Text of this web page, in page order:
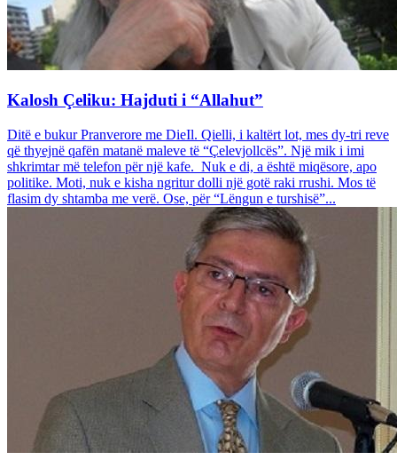
Kalosh Çeliku: Hajduti i “Allahut”
Ditë e bukur Pranverore me DieIl. Qielli, i kaltërt lot, mes dy-tri reve
që thyejnë qafën matanë maleve të “Çelevjollcës”. Një mik i imi
shkrimtar më telefon për një kafe. Nuk e di, a është miqësore, apo
politike. Moti, nuk e kisha ngritur dolli një gotë raki rrushi. Mos të
flasim dy shtamba me verë. Ose, për “Lëngun e turshisë”...